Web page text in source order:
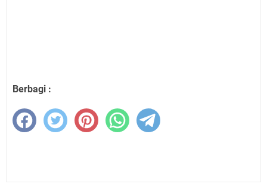
Berbagi :